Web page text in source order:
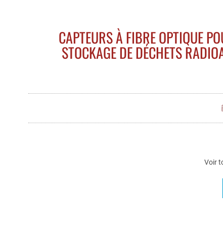
CAPTEURS À FIBRE OPTIQUE
STOCKAGE DE DÉCHETS
Voir